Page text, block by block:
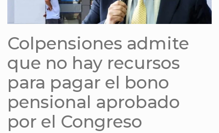
Colpensiones admite
que no hay recursos
para pagar el bono
pensional aprobado
por el Congreso